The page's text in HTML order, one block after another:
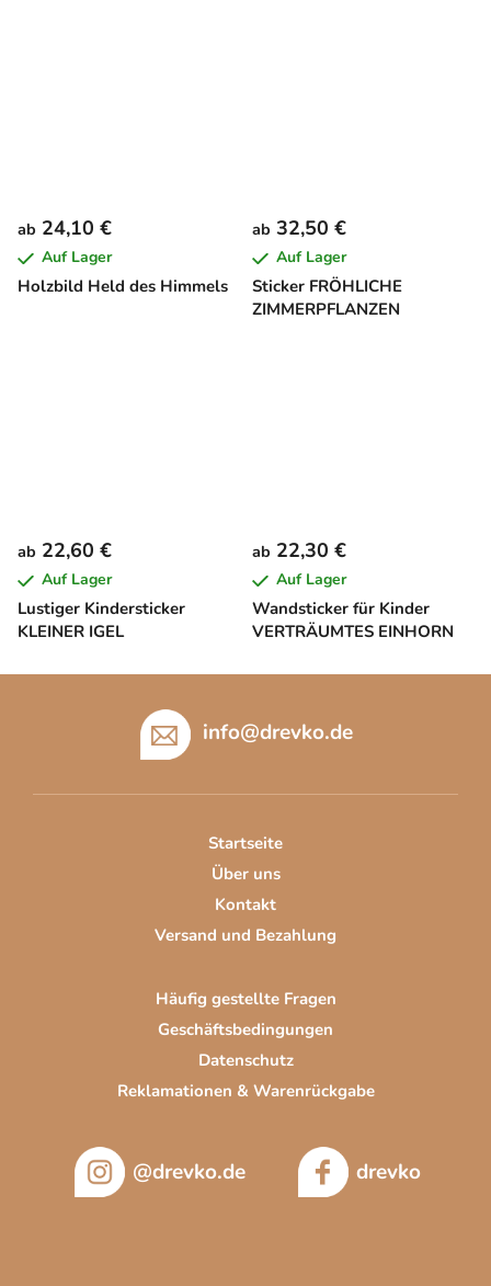
Holzbild Held des Himmels
ab 24,10 €
Auf Lager
Sticker FRÖHLICHE
ZIMMERPFLANZEN
ab 32,50 €
Auf Lager
Lustiger Kindersticker
KLEINER IGEL
ab 22,60 €
Auf Lager
Wandsticker für Kinder
VERTRÄUMTES EINHORN
ab 22,30 €
Auf Lager
info@drevko.de
Startseite
Über uns
Kontakt
Versand und Bezahlung
Häufig gestellte Fragen
Geschäftsbedingungen
Datenschutz
Reklamationen & Warenrückgabe
@drevko.de drevko